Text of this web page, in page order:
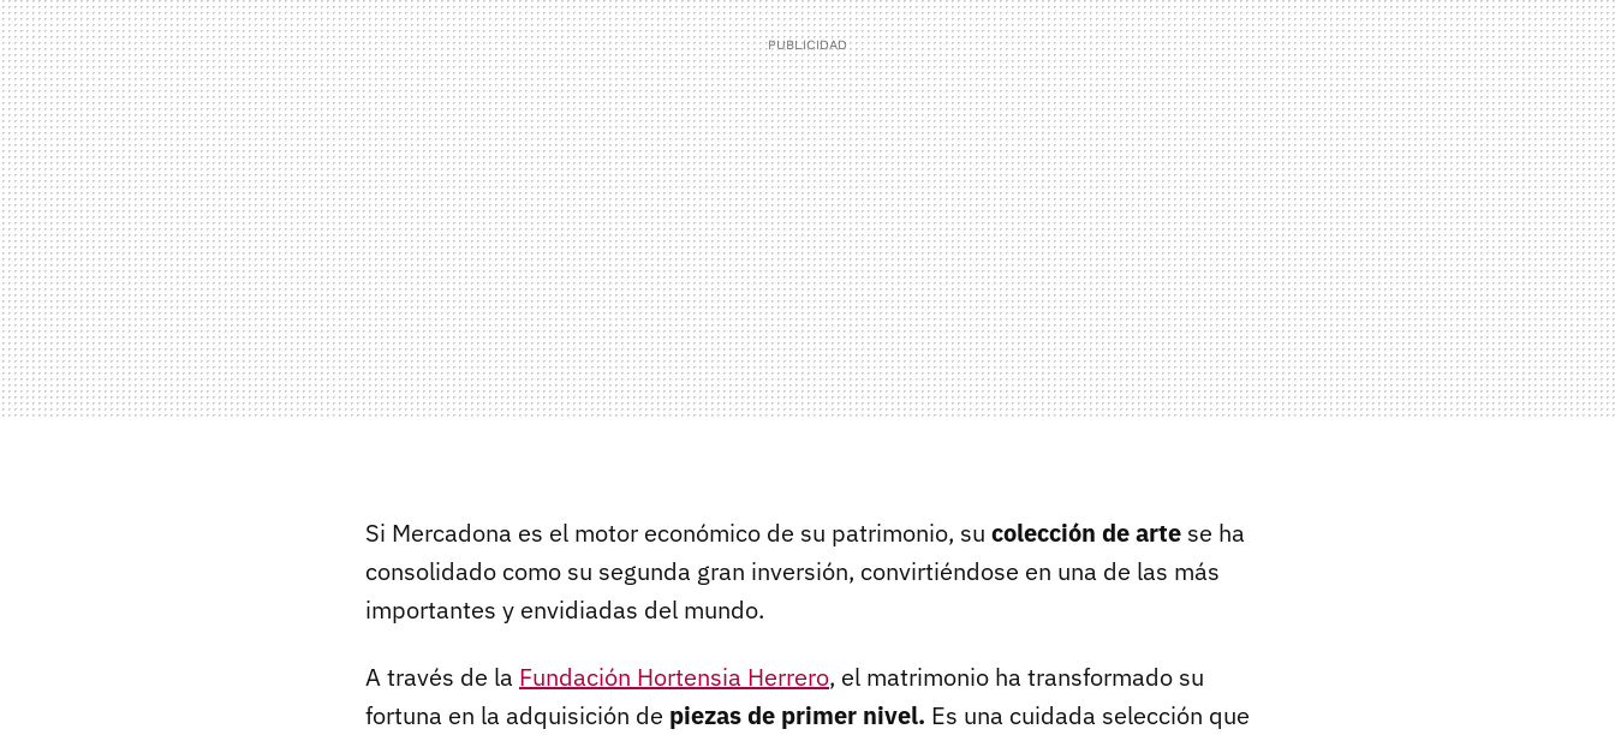
Si Mercadona es el motor económico de su patrimonio, su colección de arte se ha
consolidado como su segunda gran inversión, convirtiéndose en una de las más
importantes y envidiadas del mundo.
A través de la Fundación Hortensia Herrero, el matrimonio ha transformado su
fortuna en la adquisición de piezas de primer nivel. Es una cuidada selección que